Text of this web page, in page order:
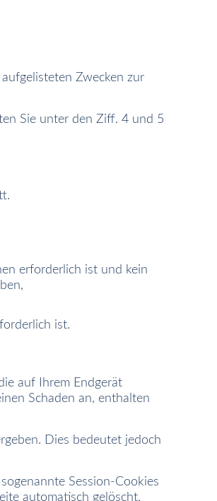
Zwecken zur
Sie unter den Ziff. 4 und 5
erforderlich ist und kein
ist.
auf Ihrem Endgerät
Schaden an, enthalten
Dies bedeutet jedoch
Session-Cookies
automatisch gelöscht.